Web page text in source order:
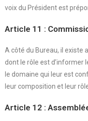
voix du Président est
Article 11 :
A côté du Bureau, il existe
dont le rôle est d’informer
le domaine qui leur est
leur composition et leur
Article 12 :